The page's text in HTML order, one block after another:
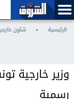
الرئيسية › شئون
وزير خارجية
رسمية